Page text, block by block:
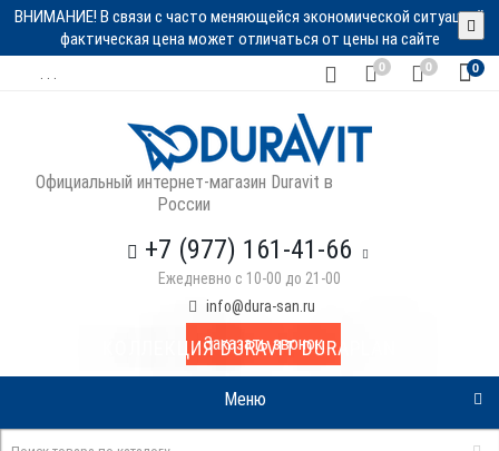
ВНИМАНИЕ! В связи с часто меняющейся экономической ситуацией
фактическая цена может отличаться от цены на сайте
0 0 0
Официальный интернет-магазин Duravit в
России
+7 (977) 161-41-66
Ежедневно с 10-00 до 21-00
info@dura-san.ru
Заказать звонок
Меню
КОЛЛЕКЦИЯ DURAVIT DURAPLAN